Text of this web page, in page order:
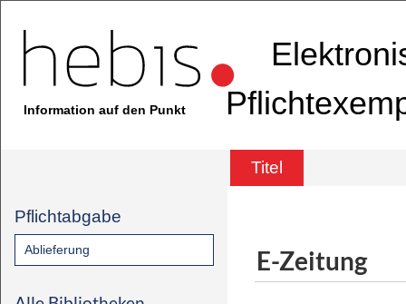
Information auf den Punkt
Titel
Pflichtabgabe
Ablieferung E-Zeitung